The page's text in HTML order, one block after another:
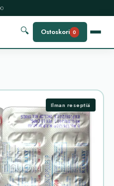
🔍 Ostoskori 0
Ilman reseptiä